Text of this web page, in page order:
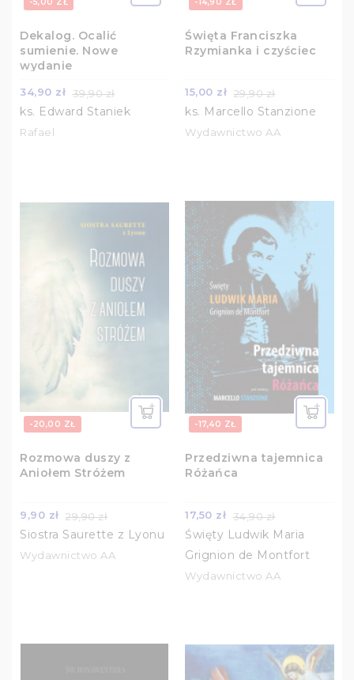
Dekalog. Ocalić
sumienie. Nowe
wydanie
34,90 zł 39,90 zł
ks. Edward Staniek
Rafael
Święta Franciszka
Rzymianka i czyściec
15,00 zł 29,90 zł
ks. Marcello Stanzione
Wydawnictwo AA
-20,00 ZŁ
Rozmowa duszy z
Aniołem Stróżem
9,90 zł 29,90 zł
Siostra Saurette z Lyonu
Wydawnictwo AA
-17,40 ZŁ
Przedziwna tajemnica
Różańca
17,50 zł 34,90 zł
Święty Ludwik Maria
Grignion de Montfort
Wydawnictwo AA